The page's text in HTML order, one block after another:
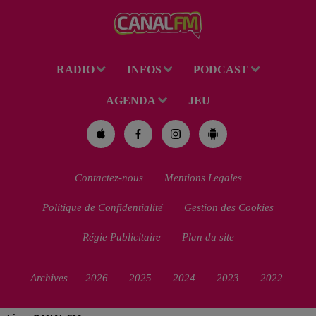
RADIO INFOS PODCAST
AGENDA JEU
Contactez-nous Mentions Legales
Politique de Confidentialité Gestion des Cookies
Régie Publicitaire Plan du site
Archives 2026 2025 2024 2023 2022